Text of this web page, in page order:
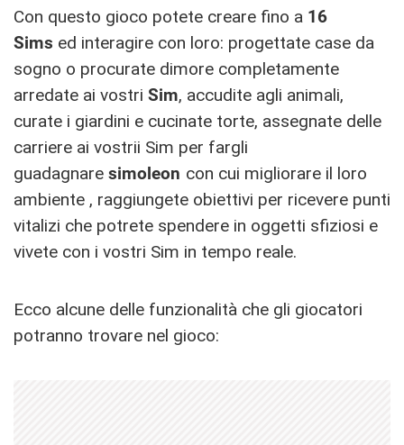
Con questo gioco potete creare fino a 16
Sims ed interagire con loro: progettate case da
sogno o procurate dimore completamente
arredate ai vostri Sim, accudite agli animali,
curate i giardini e cucinate torte, assegnate delle
carriere ai vostrii Sim per fargli
guadagnare simoleon con cui migliorare il loro
ambiente , raggiungete obiettivi per ricevere punti
vitalizi che potrete spendere in oggetti sfiziosi e
vivete con i vostri Sim in tempo reale.
Ecco alcune delle funzionalità che gli giocatori
potranno trovare nel gioco: